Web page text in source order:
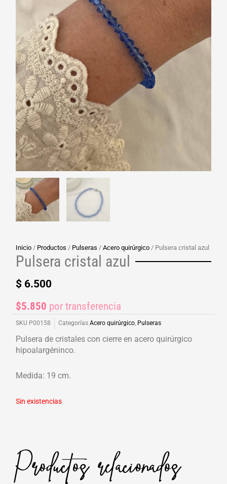
Inicio / Productos / Pulseras /Acero quirúrgico / Pulsera cristal azul
Pulsera cristal azul
$ 6.500
$5.850 por transferencia
SKU P00158 Categorías Acero quirúrgico, Pulseras
Pulsera de cristales con cierre en acero quirúrgico
hipoalargéninco.
Medida: 19 cm.
Sin existencias
Productos relacionados